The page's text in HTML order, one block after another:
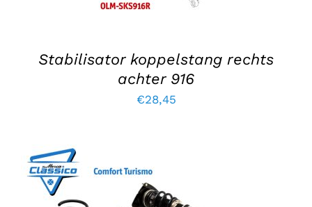
Stabilisator koppelstang rechts
achter 916
€28,45